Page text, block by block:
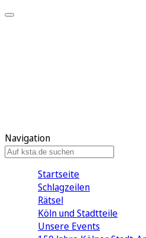
Navigation
Startseite
Schlagzeilen
Rätsel
Köln und Stadtteile
Unsere Events